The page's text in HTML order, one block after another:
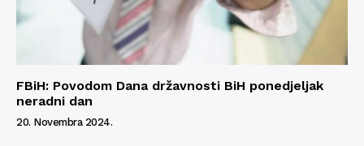
FBiH: Povodom Dana državnosti BiH ponedjeljak
neradni dan
20. Novembra 2024.